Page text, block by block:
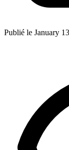
Publié le January